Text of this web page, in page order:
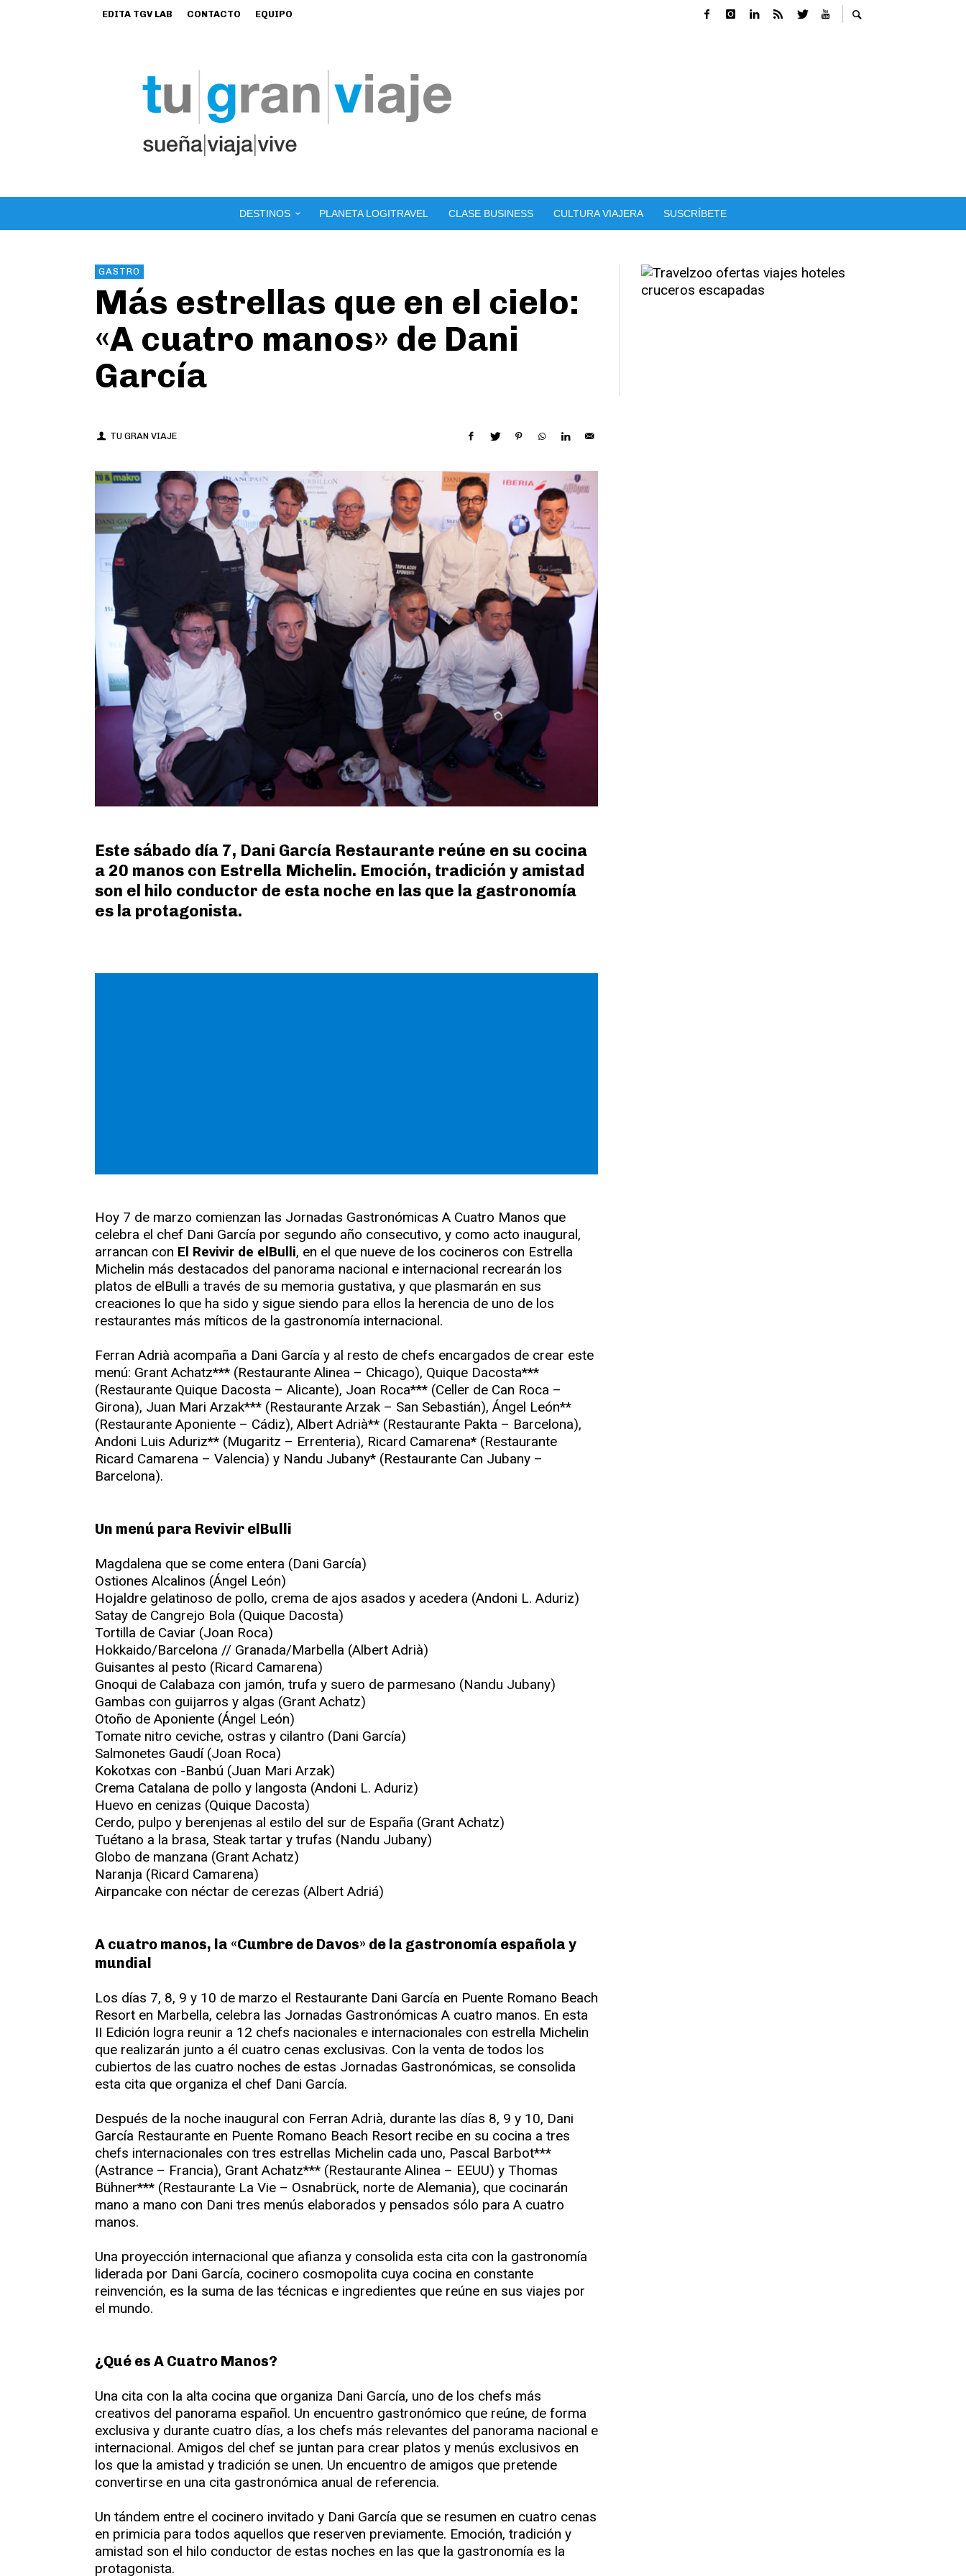
EDITA TGV LAB CONTACTO EQUIPO
DESTINOS PLANETA LOGITRAVEL CLASE BUSINESS CULTURA VIAJERA SUSCRÍBETE
GASTRO
Más estrellas que en el cielo:
«A cuatro manos» de Dani
García
TU GRAN VIAJE
Este sábado día 7, Dani García Restaurante reúne en su cocina
a 20 manos con Estrella Michelin. Emoción, tradición y amistad
son el hilo conductor de esta noche en las que la gastronomía
es la protagonista.
Hoy 7 de marzo comienzan las Jornadas Gastronómicas A Cuatro Manos que
celebra el chef Dani García por segundo año consecutivo, y como acto inaugural,
arrancan con El Revivir de elBulli, en el que nueve de los cocineros con Estrella
Michelin más destacados del panorama nacional e internacional recrearán los
platos de elBulli a través de su memoria gustativa, y que plasmarán en sus
creaciones lo que ha sido y sigue siendo para ellos la herencia de uno de los
restaurantes más míticos de la gastronomía internacional.
Ferran Adrià acompaña a Dani García y al resto de chefs encargados de crear este
menú: Grant Achatz*** (Restaurante Alinea – Chicago), Quique Dacosta***
(Restaurante Quique Dacosta – Alicante), Joan Roca*** (Celler de Can Roca –
Girona), Juan Mari Arzak*** (Restaurante Arzak – San Sebastián), Ángel León**
(Restaurante Aponiente – Cádiz), Albert Adrià** (Restaurante Pakta – Barcelona),
Andoni Luis Aduriz** (Mugaritz – Errenteria), Ricard Camarena* (Restaurante
Ricard Camarena – Valencia) y Nandu Jubany* (Restaurante Can Jubany –
Barcelona).
Un menú para Revivir elBulli
Magdalena que se come entera (Dani García)
Ostiones Alcalinos (Ángel León)
Hojaldre gelatinoso de pollo, crema de ajos asados y acedera (Andoni L. Aduriz)
Satay de Cangrejo Bola (Quique Dacosta)
Tortilla de Caviar (Joan Roca)
Hokkaido/Barcelona // Granada/Marbella (Albert Adrià)
Guisantes al pesto (Ricard Camarena)
Gnoqui de Calabaza con jamón, trufa y suero de parmesano (Nandu Jubany)
Gambas con guijarros y algas (Grant Achatz)
Otoño de Aponiente (Ángel León)
Tomate nitro ceviche, ostras y cilantro (Dani García)
Salmonetes Gaudí (Joan Roca)
Kokotxas con -Banbú (Juan Mari Arzak)
Crema Catalana de pollo y langosta (Andoni L. Aduriz)
Huevo en cenizas (Quique Dacosta)
Cerdo, pulpo y berenjenas al estilo del sur de España (Grant Achatz)
Tuétano a la brasa, Steak tartar y trufas (Nandu Jubany)
Globo de manzana (Grant Achatz)
Naranja (Ricard Camarena)
Airpancake con néctar de cerezas (Albert Adriá)
A cuatro manos, la «Cumbre de Davos» de la gastronomía española y
mundial
Los días 7, 8, 9 y 10 de marzo el Restaurante Dani García en Puente Romano Beach
Resort en Marbella, celebra las Jornadas Gastronómicas A cuatro manos. En esta
II Edición logra reunir a 12 chefs nacionales e internacionales con estrella Michelin
que realizarán junto a él cuatro cenas exclusivas. Con la venta de todos los
cubiertos de las cuatro noches de estas Jornadas Gastronómicas, se consolida
esta cita que organiza el chef Dani García.
Después de la noche inaugural con Ferran Adrià, durante las días 8, 9 y 10, Dani
García Restaurante en Puente Romano Beach Resort recibe en su cocina a tres
chefs internacionales con tres estrellas Michelin cada uno, Pascal Barbot***
(Astrance – Francia), Grant Achatz*** (Restaurante Alinea – EEUU) y Thomas
Bühner*** (Restaurante La Vie – Osnabrück, norte de Alemania), que cocinarán
mano a mano con Dani tres menús elaborados y pensados sólo para A cuatro
manos.
Una proyección internacional que afianza y consolida esta cita con la gastronomía
liderada por Dani García, cocinero cosmopolita cuya cocina en constante
reinvención, es la suma de las técnicas e ingredientes que reúne en sus viajes por
el mundo.
¿Qué es A Cuatro Manos?
Una cita con la alta cocina que organiza Dani García, uno de los chefs más
creativos del panorama español. Un encuentro gastronómico que reúne, de forma
exclusiva y durante cuatro días, a los chefs más relevantes del panorama nacional e
internacional. Amigos del chef se juntan para crear platos y menús exclusivos en
los que la amistad y tradición se unen. Un encuentro de amigos que pretende
convertirse en una cita gastronómica anual de referencia.
Un tándem entre el cocinero invitado y Dani García que se resumen en cuatro cenas
en primicia para todos aquellos que reserven previamente. Emoción, tradición y
amistad son el hilo conductor de estas noches en las que la gastronomía es la
protagonista.